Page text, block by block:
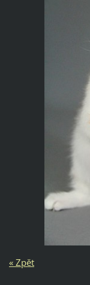
« Zpět